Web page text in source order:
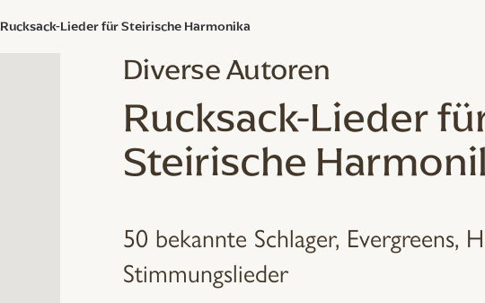
Rucksack-Lieder für Steirische Harmonika
Diverse Autoren
Rucksack-Lieder
Steirische
50 bekannte Schlager, Evergreens,
Stimmungslieder